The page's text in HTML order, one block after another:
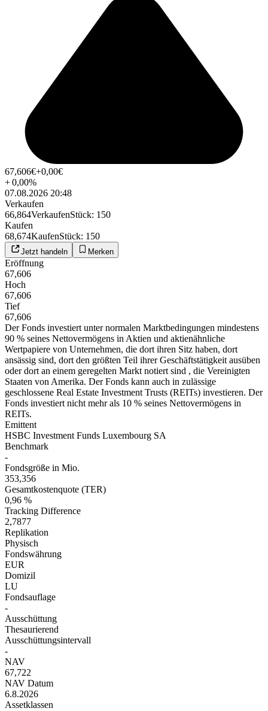
67,606€+0,00€
+0,00%
07.08.2026 20:48
Verkaufen
66,864VerkaufenStück: 150
Kaufen
68,674KaufenStück: 150
Jetzt handeln Merken
Eröffnung
67,606
Hoch
67,606
Tief
67,606
Der Fonds investiert unter normalen Marktbedingungen mindestens
90 % seines Nettovermögens in Aktien und aktienähnliche
Wertpapiere von Unternehmen, die dort ihren Sitz haben, dort
ansässig sind, dort den größten Teil ihrer Geschäftstätigkeit ausüben
oder dort an einem geregelten Markt notiert sind , die Vereinigten
Staaten von Amerika. Der Fonds kann auch in zulässige
geschlossene Real Estate Investment Trusts (REITs) investieren. Der
Fonds investiert nicht mehr als 10 % seines Nettovermögens in
REITs.
Emittent
HSBC Investment Funds Luxembourg SA
Benchmark
-
Fondsgröße in Mio.
353,356
Gesamtkostenquote (TER)
0,96 %
Tracking Difference
2,7877
Replikation
Physisch
Fondswährung
EUR
Domizil
LU
Fondsauflage
-
Ausschüttung
Thesaurierend
Ausschüttungsintervall
-
NAV
67,722
NAV Datum
6.8.2026
Assetklassen